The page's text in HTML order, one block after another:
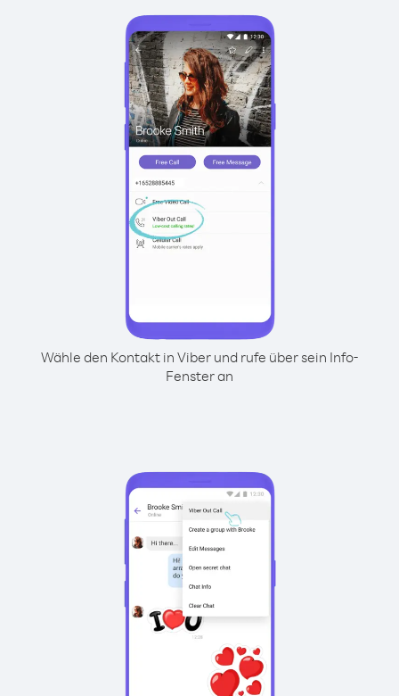
Wähle den Kontakt in Viber und rufe über sein Info-
Fenster an